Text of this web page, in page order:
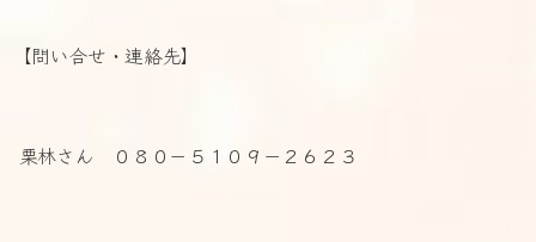
【問い合せ・連絡先】
栗林さん ０８０－５１０９－２６２３